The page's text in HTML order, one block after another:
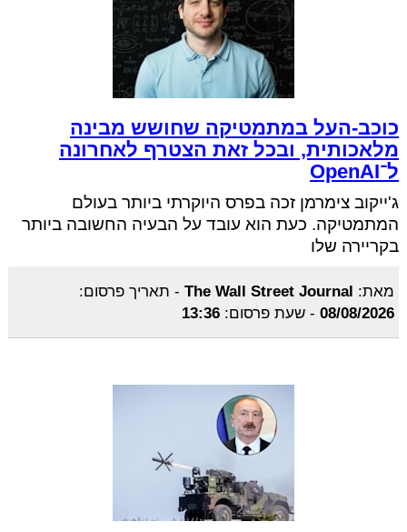
כוכב-העל במתמטיקה שחושש מבינה
מלאכותית, ובכל זאת הצטרף לאחרונה
ל־OpenAI
ג'ייקוב צימרמן זכה בפרס היוקרתי ביותר בעולם
המתמטיקה. כעת הוא עובד על הבעיה החשובה ביותר
בקריירה שלו
מאת: The Wall Street Journal
- תאריך פרסום:
08/08/2026
- שעת פרסום: 13:36